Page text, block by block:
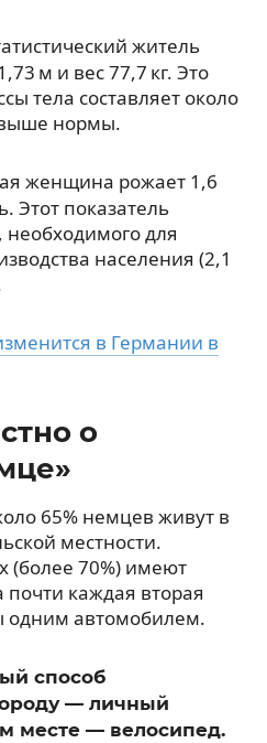
житель
м и вес 77,7 кг. Это
тела составляет около
нормы.
женщина рожает 1,6
Этот показатель
необходимого для
населения (2,1
в Германии в
о
65% немцев живут в
местности.
(более 70%) имеют
почти каждая вторая
одним автомобилем.
способ
— личный
месте — велосипед.